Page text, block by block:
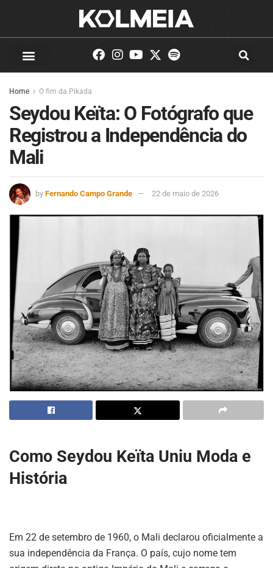
Home O fim da Pikada
Seydou Keïta: O Fotógrafo que
Registrou a Independência do
Mali
by Fernando Campo Grande 22 de maio de 2026
Como Seydou Keïta Uniu Moda e
História
Em 22 de setembro de 1960, o Mali declarou oficialmente a
sua independência da França. O país, cujo nome tem